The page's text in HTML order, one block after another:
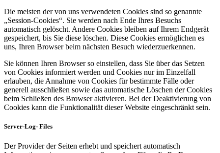
Die meisten der von uns verwendeten Cookies sind so genannte
„Session-Cookies“. Sie werden nach Ende Ihres Besuchs
automatisch gelöscht. Andere Cookies bleiben auf Ihrem Endgerät
gespeichert, bis Sie diese löschen. Diese Cookies ermöglichen es
uns, Ihren Browser beim nächsten Besuch wiederzuerkennen.
Sie können Ihren Browser so einstellen, dass Sie über das Setzen
von Cookies informiert werden und Cookies nur im Einzelfall
erlauben, die Annahme von Cookies für bestimmte Fälle oder
generell ausschließen sowie das automatische Löschen der Cookies
beim Schließen des Browser aktivieren. Bei der Deaktivierung von
Cookies kann die Funktionalität dieser Website eingeschränkt sein.
Server-Log- Files
Der Provider der Seiten erhebt und speichert automatisch